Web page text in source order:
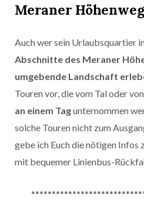
Meraner
Auch wer sein Urlaubsquartier
Abschnitte des Meraner
umgebende Landschaft
Touren vor, die vom Tal oder
an einem Tagunternommen
solche Touren nicht zum
gebe ich Euch die nötigen Infos
mit bequemer Linienbus-